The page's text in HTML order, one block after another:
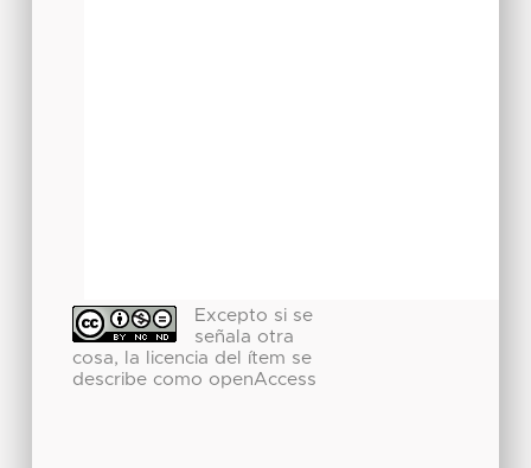
Excepto si se
señala otra
cosa, la licencia del ítem se
describe como openAccess